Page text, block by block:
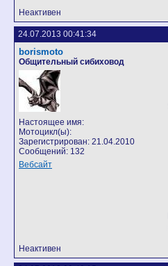
Неактивен
24.07.2013 00:41:34
borismoto
Общительный сибиховод
Настоящее имя:
Мотоцикл(ы):
Зарегистрирован: 21.04.2010
Сообщений: 132
Вебсайт
Неактивен